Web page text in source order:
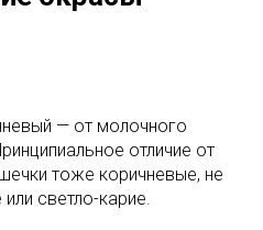
— от молочного
отличие от
тоже коричневые, не
светло-карие.